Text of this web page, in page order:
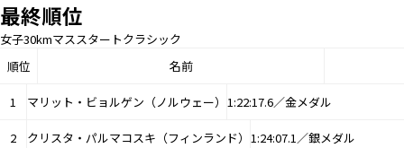
最終順位
女子30kmマススタートクラシック
順位
名前
1 マリット・ビョルゲン（ノルウェー） 1:22:17.6／金メダル
2 クリスタ・パルマコスキ（フィンランド） 1:24:07.1／銀メダル